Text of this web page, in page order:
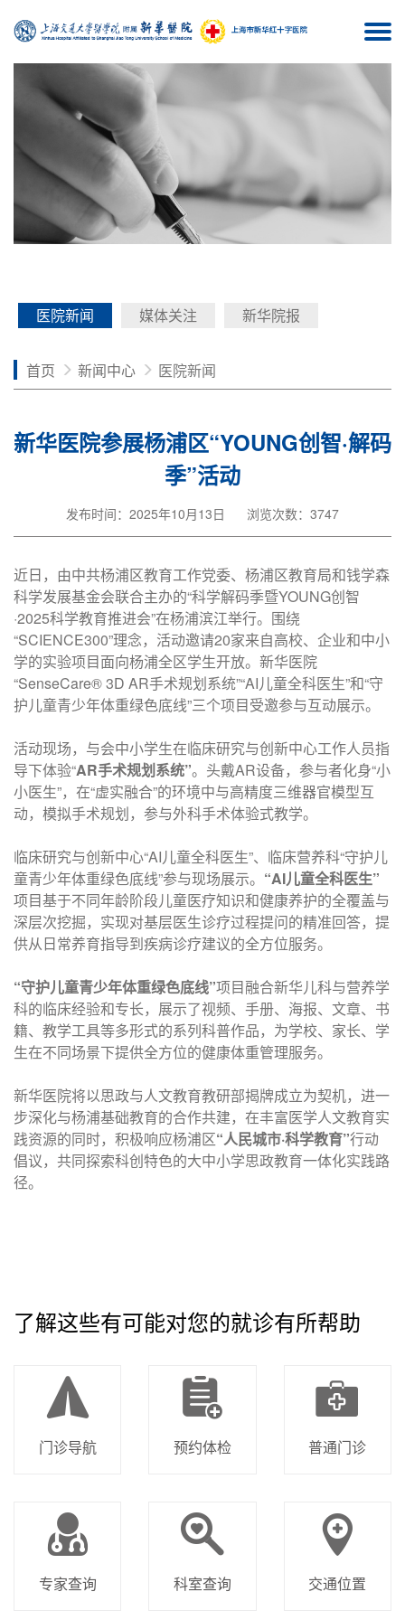
医院新闻 媒体关注 新华院报
首页 新闻中心 医院新闻
新华医院参展杨浦区“YOUNG创智·解码
季”活动
发布时间：2025年10月13日 浏览次数：3747
近日，由中共杨浦区教育工作党委、杨浦区教育局和钱学森
科学发展基金会联合主办的“科学解码季暨YOUNG创智
·2025科学教育推进会”在杨浦滨江举行。围绕
“SCIENCE300”理念，活动邀请20家来自高校、企业和中小
学的实验项目面向杨浦全区学生开放。新华医院
“SenseCare® 3D AR手术规划系统”“AI儿童全科医生”和“守
护儿童青少年体重绿色底线”三个项目受邀参与互动展示。
活动现场，与会中小学生在临床研究与创新中心工作人员指
导下体验“AR手术规划系统”。头戴AR设备，参与者化身“小
小医生”，在“虚实融合”的环境中与高精度三维器官模型互
动，模拟手术规划，参与外科手术体验式教学。
临床研究与创新中心“AI儿童全科医生”、临床营养科“守护儿
童青少年体重绿色底线”参与现场展示。 “AI儿童全科医生”
项目基于不同年龄阶段儿童医疗知识和健康养护的全覆盖与
深层次挖掘，实现对基层医生诊疗过程提问的精准回答，提
供从日常养育指导到疾病诊疗建议的全方位服务。
“守护儿童青少年体重绿色底线”项目融合新华儿科与营养学
科的临床经验和专长，展示了视频、手册、海报、文章、书
籍、教学工具等多形式的系列科普作品，为学校、家长、学
生在不同场景下提供全方位的健康体重管理服务。
新华医院将以思政与人文教育教研部揭牌成立为契机，进一
步深化与杨浦基础教育的合作共建，在丰富医学人文教育实
践资源的同时，积极响应杨浦区“人民城市·科学教育”行动
倡议，共同探索科创特色的大中小学思政教育一体化实践路
径。
了解这些有可能对您的就诊有所帮助
门诊导航 预约体检 普通门诊
专家查询 科室查询 交通位置